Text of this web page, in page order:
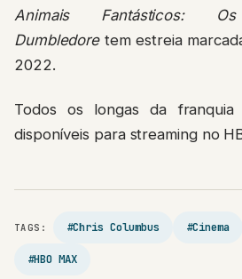
Animais Fantásticos:
Dumbledoretem estreia
2022.
Todos os longas da franquia
disponíveis para streaming no
TAGS: #Chris Columbus #Cinema
#HBO MAX